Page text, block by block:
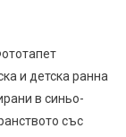
и детска ранна
в синьо-
със